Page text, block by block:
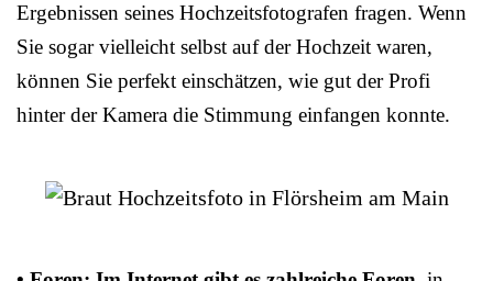
Ergebnissen seines Hochzeitsfotografen fragen. Wenn
Sie sogar vielleicht selbst auf der Hochzeit waren,
können Sie perfekt einschätzen, wie gut der Profi
hinter der Kamera die Stimmung einfangen konnte.